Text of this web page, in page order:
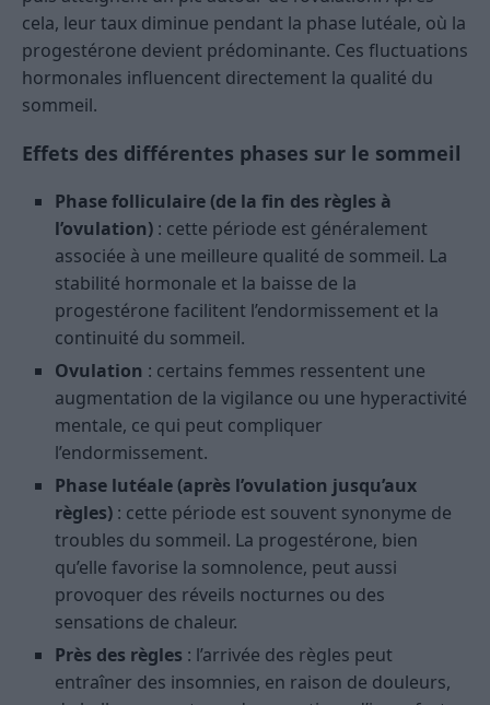
cela, leur taux diminue pendant la phase lutéale, où la
progestérone devient prédominante. Ces fluctuations
hormonales influencent directement la qualité du
sommeil.
Effets des différentes phases sur le sommeil
Phase folliculaire (de la fin des règles à
l’ovulation) : cette période est généralement
associée à une meilleure qualité de sommeil. La
stabilité hormonale et la baisse de la
progestérone facilitent l’endormissement et la
continuité du sommeil.
Ovulation : certains femmes ressentent une
augmentation de la vigilance ou une hyperactivité
mentale, ce qui peut compliquer
l’endormissement.
Phase lutéale (après l’ovulation jusqu’aux
règles) : cette période est souvent synonyme de
troubles du sommeil. La progestérone, bien
qu’elle favorise la somnolence, peut aussi
provoquer des réveils nocturnes ou des
sensations de chaleur.
Près des règles : l’arrivée des règles peut
entraîner des insomnies, en raison de douleurs,